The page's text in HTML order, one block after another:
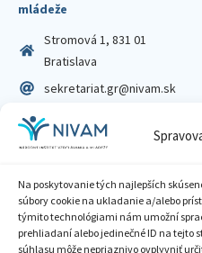
Na poskytovanie tých najlepších
súbory cookie na ukladanie a/alebo
týmito technológiami nám umožní
prehliadaní alebo jedinečné ID na tejto
súhlasu môže nepriaznivo ovplyvniť
mládeže
Stromová 1, 831 01
Bratislava
sekretariat.gr@nivam.sk
IČO: 00164348
DIČ: 2020798714
Zásady